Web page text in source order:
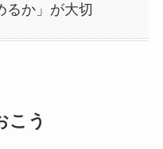
るか」が大切
こう